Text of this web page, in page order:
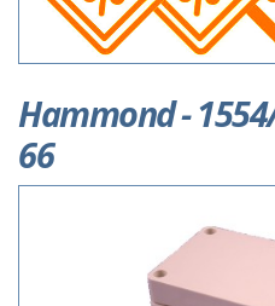
Hammond -
66